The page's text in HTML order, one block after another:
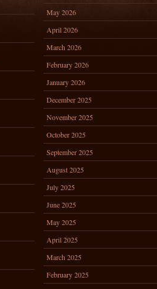
May 2026
April 2026
March 2026
February 2026
January 2026
December 2025
November 2025
October 2025
September 2025
August 2025
July 2025
June 2025
May 2025
April 2025
March 2025
February 2025